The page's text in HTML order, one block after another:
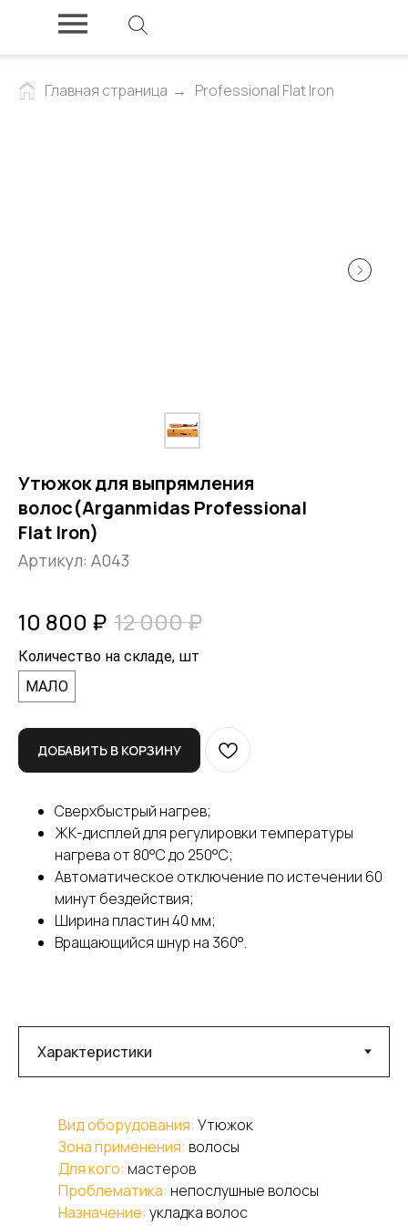
Главная страница → Professional Flat Iron
Утюжок для выпрямления
волос(Arganmidas Professional
Flat Iron)
Артикул: A043
10 800 ₽ 12 000₽
Количество на складе, шт
МАЛО
ДОБАВИТЬ В КОРЗИНУ
Сверхбыстрый нагрев;
ЖК-дисплей для регулировки температуры
нагрева от 80°С до 250°С;
Автоматическое отключение по истечении 60
минут бездействия;
Ширина пластин 40 мм;
Вращающийся шнур на 360°.
Вид оборудования: Утюжок
Зона применения: волосы
Для кого: мастеров
Проблематика: непослушные волосы
Назначение: укладка волос